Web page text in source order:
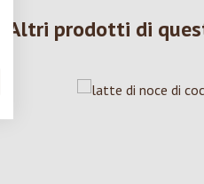
Altri prodotti di